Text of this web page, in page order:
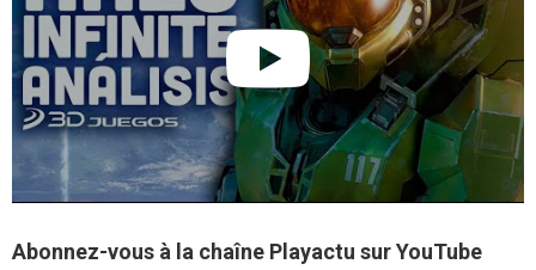
Abonnez-vous à la chaîne Playactu sur YouTube